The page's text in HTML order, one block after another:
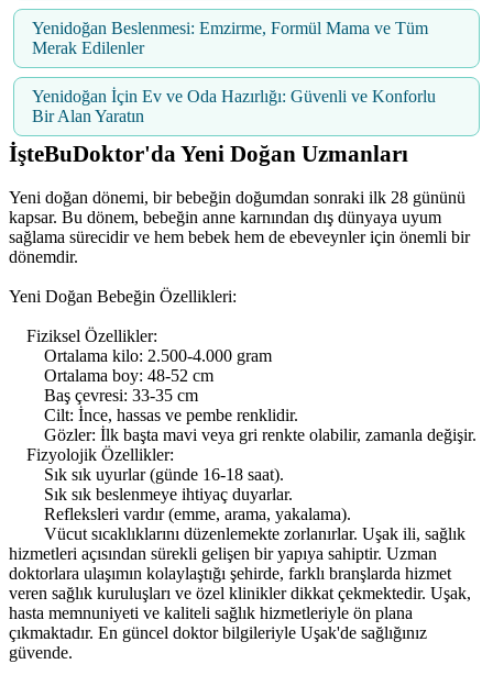
Yenidoğan Beslenmesi: Emzirme, Formül Mama ve Tüm
Merak Edilenler
Yenidoğan İçin Ev ve Oda Hazırlığı: Güvenli ve Konforlu
Bir Alan Yaratın
İşteBuDoktor'da Yeni Doğan Uzmanları
Yeni doğan dönemi, bir bebeğin doğumdan sonraki ilk 28 gününü
kapsar. Bu dönem, bebeğin anne karnından dış dünyaya uyum
sağlama sürecidir ve hem bebek hem de ebeveynler için önemli bir
dönemdir.
Yeni Doğan Bebeğin Özellikleri:
Fiziksel Özellikler:
Ortalama kilo: 2.500-4.000 gram
Ortalama boy: 48-52 cm
Baş çevresi: 33-35 cm
Cilt: İnce, hassas ve pembe renklidir.
Gözler: İlk başta mavi veya gri renkte olabilir, zamanla değişir.
Fizyolojik Özellikler:
Sık sık uyurlar (günde 16-18 saat).
Sık sık beslenmeye ihtiyaç duyarlar.
Refleksleri vardır (emme, arama, yakalama).
Vücut sıcaklıklarını düzenlemekte zorlanırlar. Uşak ili, sağlık
hizmetleri açısından sürekli gelişen bir yapıya sahiptir. Uzman
doktorlara ulaşımın kolaylaştığı şehirde, farklı branşlarda hizmet
veren sağlık kuruluşları ve özel klinikler dikkat çekmektedir. Uşak,
hasta memnuniyeti ve kaliteli sağlık hizmetleriyle ön plana
çıkmaktadır. En güncel doktor bilgileriyle Uşak'de sağlığınız
güvende.